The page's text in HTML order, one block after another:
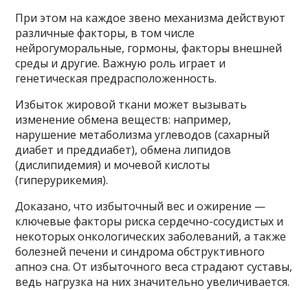
При этом на каждое звено механизма действуют
различные факторы, в том числе
нейрогуморальные, гормоны, факторы внешней
среды и другие. Важную роль играет и
генетическая предрасположенность.
Избыток жировой ткани может вызывать
изменение обмена веществ: например,
нарушение метаболизма углеводов (сахарный
диабет и преддиабет), обмена липидов
(дислипидемия) и мочевой кислоты
(гиперурикемия).
Доказано, что избыточный вес и ожирение —
ключевые факторы риска сердечно-сосудистых и
некоторых онкологических заболеваний, а также
болезней печени и синдрома обструктивного
апноэ сна. От избыточного веса страдают суставы,
ведь нагрузка на них значительно увеличивается.